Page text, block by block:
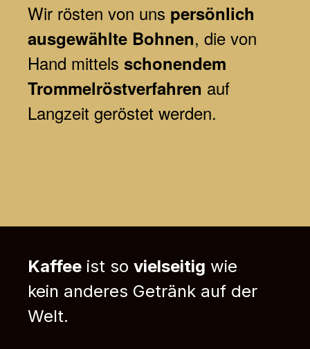
Wir rösten von uns persönlich
ausgewählte Bohnen, die von
Hand mittels schonendem
Trommelröstverfahren auf
Langzeit geröstet werden.
Kaffee ist so vielseitig wie
kein anderes Getränk auf der
Welt.